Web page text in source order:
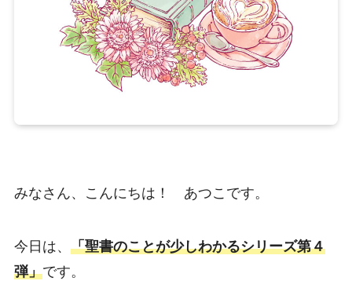
みなさん、こんにちは！ あつこです。
今日は、 「聖書のことが少しわかるシリーズ第４
弾」です。